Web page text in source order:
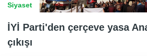
Siyaset
İYİ Parti'den çerçeve yasa
çıkışı